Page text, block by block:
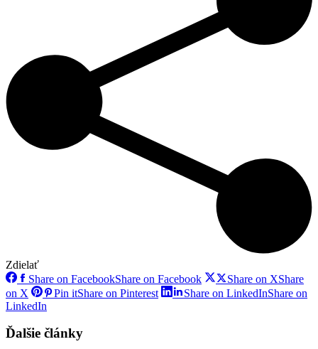
Zdielať
Share on FacebookShare on Facebook Share on XShare
on X
Pin itShare on Pinterest Share on LinkedInShare on
LinkedIn
Ďalšie články